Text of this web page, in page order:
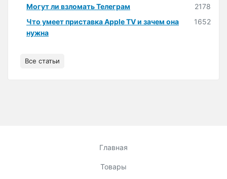
Могут ли взломать Телеграм
2178
Что умеет приставка Apple TV и зачем она
нужна
1652
Все статьи
Главная
Товары